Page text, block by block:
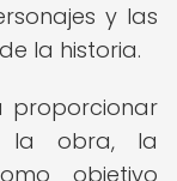
y las
la historia.
proporcionar
la obra, la
objetivo